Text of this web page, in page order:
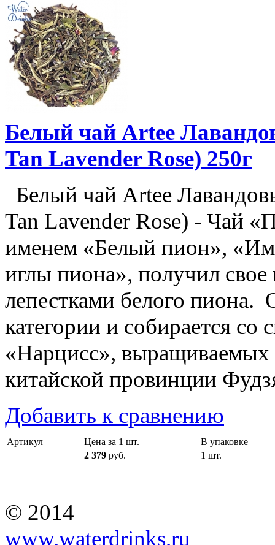
Белый чай Artee
Tan Lavender Rose) 250г
Белый чай Artee
Tan Lavender Rose) - Чай
именем «Белый пион»,
иглы пиона», получил свое
лепестками белого
категории и собирается
«Нарцисс», выращиваемых
китайской провинции
Добавить к сравнению
Артикул Цена за 1 шт.
В упаковке
2 379 руб. 1 шт.
© 2014
www.waterdrinks.ru